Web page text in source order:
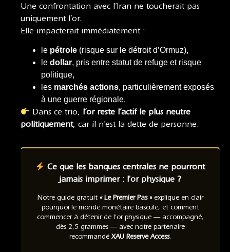
Une confrontation avec l’Iran ne toucherait pas
uniquement l’or.
Elle impacterait immédiatement :
le pétrole (risque sur le détroit d’Ormuz),
le dollar, pris entre statut de refuge et risque
politique,
les marchés actions, particulièrement exposés
à une guerre régionale.
Dans ce trio, l’or reste l’actif le plus neutre
politiquement, car il n’est la dette de personne.
Ce que les banques centrales ne pourront
jamais imprimer : l'or physique ?
Notre guide gratuit « Le Premier Pas »explique en clair
pourquoi le monde monétaire bascule, et comment
commencer à détenir de l'or physique — accompagné,
dès 2,5 grammes — avec notre partenaire
recommandéXAU Reserve Access.